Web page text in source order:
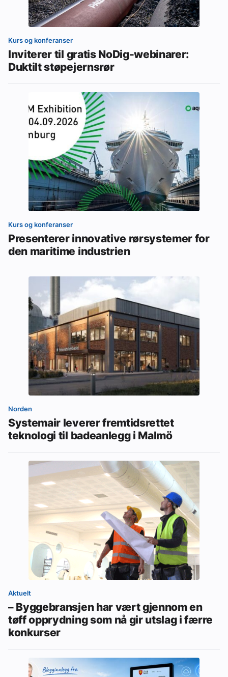
Kurs og konferanser
Inviterer til gratis NoDig-webinarer:
Duktilt støpejernsrør
Kurs og konferanser
Presenterer innovative rørsystemer for
den maritime industrien
Norden
Systemair leverer fremtidsrettet
teknologi til badeanlegg i Malmö
Aktuelt
– Byggebransjen har vært gjennom en
tøff opprydning som nå gir utslag i færre
konkurser